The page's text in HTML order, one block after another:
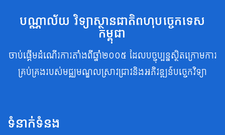
បណ្ណាល័យ វិទ្យាស្ថានជាតិពហុបច្ចេកទេស
កម្ពុជា
ចាប់ផ្តើមដំណើរការតាំងពីឆ្នាំ២០០៥ ដែលបច្ចុប្បន្នស្ថិតក្រោមការ
គ្រប់គ្រងរបស់មជ្ឈមណ្ឌលស្រាវជ្រាវនិងអភិវឌ្ឍន៍បច្ចេកវិទ្យា
ទំនាក់ទំនង